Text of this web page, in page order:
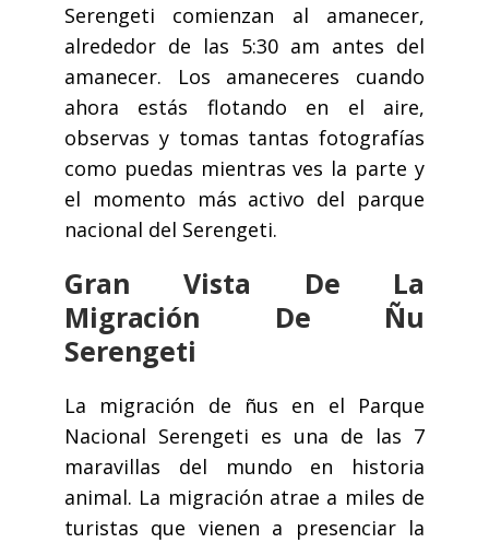
Serengeti comienzan al amanecer,
alrededor de las 5:30 am antes del
amanecer. Los amaneceres cuando
ahora estás flotando en el aire,
observas y tomas tantas fotografías
como puedas mientras ves la parte y
el momento más activo del parque
nacional del Serengeti.
Gran Vista De La
Migración De Ñu
Serengeti
La migración de ñus en el Parque
Nacional Serengeti es una de las 7
maravillas del mundo en historia
animal. La migración atrae a miles de
turistas que vienen a presenciar la